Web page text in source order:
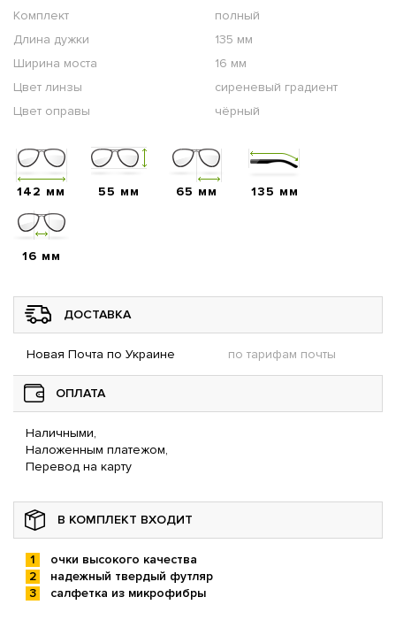
Комплект
полный
Длина дужки
135 мм
Ширина моста
16 мм
Цвет линзы
сиреневый градиент
Цвет оправы
чёрный
142 мм 55 мм 65 мм 135 мм
16 мм
ДОСТАВКА
Новая Почта по Украине по тарифам почты
ОПЛАТА
Наличными,
Наложенным платежом,
Перевод на карту
В КОМПЛЕКТ ВХОДИТ
очки высокого качества
надежный твердый футляр
салфетка из микрофибры